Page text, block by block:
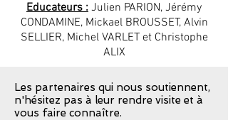
Educateurs : Julien PARION, Jérémy
CONDAMINE, Mickael BROUSSET, Alvin
SELLIER, Michel VARLET et Christophe
ALIX
Les partenaires qui nous soutiennent,
n'hésitez pas à leur rendre visite et à
vous faire connaître.